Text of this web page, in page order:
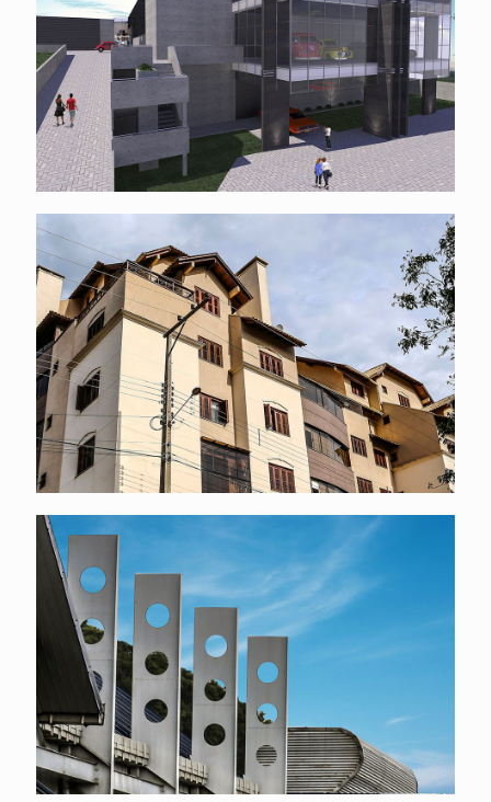
Concreto e Vidro
Jogos de telhado em arquitetura
residencial
Valorização da estrutura metálica